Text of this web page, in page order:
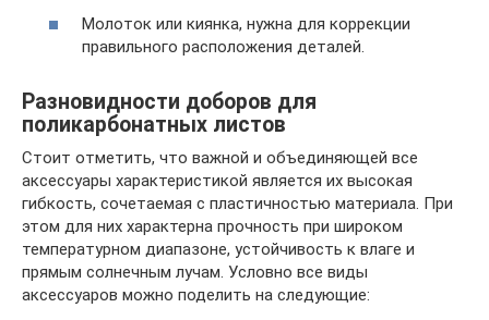
Молоток или киянка, нужна для коррекции
правильного расположения деталей.
Разновидности доборов для
поликарбонатных листов
Стоит отметить, что важной и объединяющей все
аксессуары характеристикой является их высокая
гибкость, сочетаемая с пластичностью материала. При
этом для них характерна прочность при широком
температурном диапазоне, устойчивость к влаге и
прямым солнечным лучам. Условно все виды
аксессуаров можно поделить на следующие: